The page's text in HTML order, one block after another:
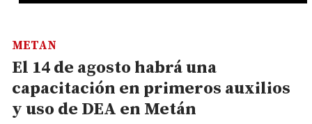
El 14 de agosto habrá una
capacitación en primeros auxilios
y uso de DEA en Metán
METAN